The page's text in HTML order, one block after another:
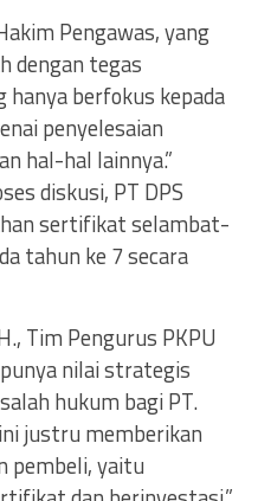
Pengawas, yang
dengan tegas
berfokus kepada
penyelesaian
hal-hal lainnya.”
diskusi, PT DPS
sertifikat selambat-
tahun ke 7 secara
Tim Pengurus PKPU
nilai strategis
hukum bagi PT.
justru memberikan
pembeli, yaitu